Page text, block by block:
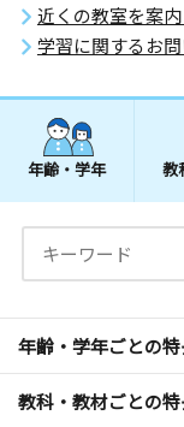
近くの教室を案
学習に関するお
年齢・学年 教
年齢・学年ごとの
教科・教材ごとの